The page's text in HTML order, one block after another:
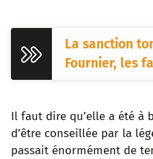
La sanction
Fournier, les
Il faut dire qu’elle a été à
d’être conseillée par la
passait énormément de